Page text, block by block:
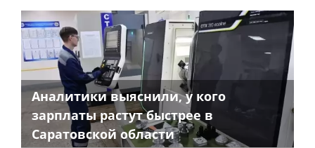
Аналитики выяснили, у кого
зарплаты растут быстрее в
Саратовской области